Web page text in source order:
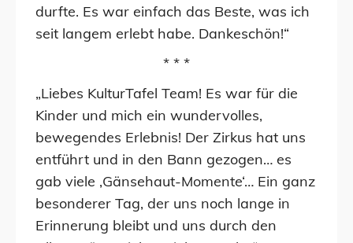
durfte. Es war einfach das Beste, was ich
seit langem erlebt habe. Dankeschön!“
* * *
„Liebes KulturTafel Team! Es war für die
Kinder und mich ein wundervolles,
bewegendes Erlebnis! Der Zirkus hat uns
entführt und in den Bann gezogen… es
gab viele ‚Gänsehaut-Momente‘… Ein ganz
besonderer Tag, der uns noch lange in
Erinnerung bleibt und uns durch den